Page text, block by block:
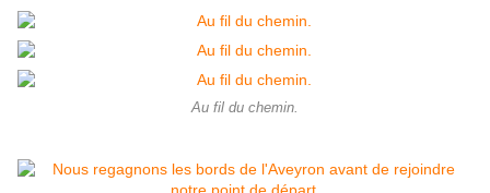
Au fil du chemin.